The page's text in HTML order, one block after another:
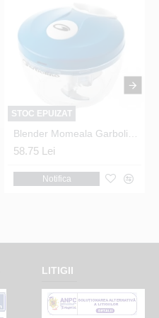
STOC EPUIZAT
58.75 Lei
Notifica
LITIGII